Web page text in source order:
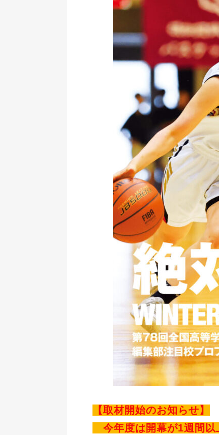
【取材開始のお知らせ】
今年度は開幕が1週間以